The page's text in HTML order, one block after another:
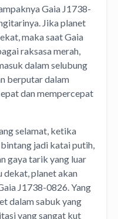
Gaia J1738-
Jika planet
maka saat Gaia
raksasa merah,
dalam selubung
berputar dalam
dan mempercepat
selamat, ketika
jadi katai putih,
gaya tarik yang luar
dekat, planet akan
J1738-0826. Yang
dalam sabuk yang
yang sangat kut